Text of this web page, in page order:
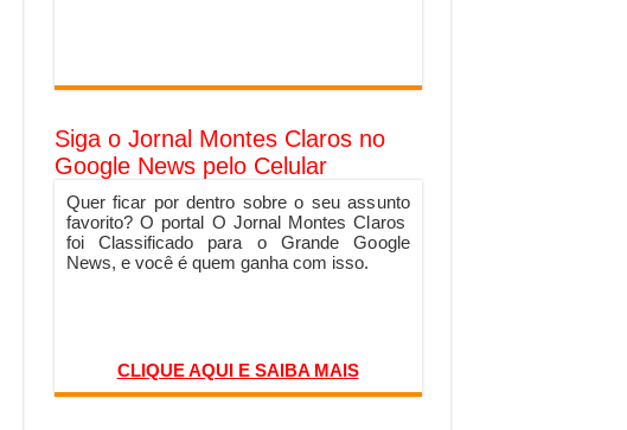
Siga o Jornal Montes Claros no
Google News pelo Celular
Quer ficar por dentro sobre o seu assunto
favorito? O portal O Jornal Montes Claros
foi Classificado para o Grande Google
News, e você é quem ganha com isso.
CLIQUE AQUI E SAIBA MAIS